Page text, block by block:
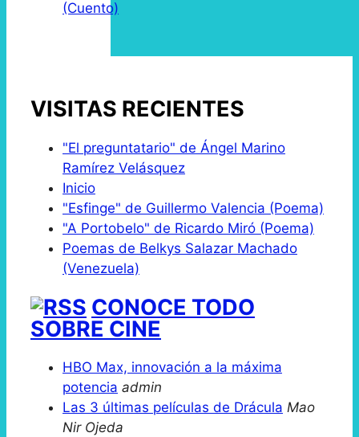
(Cuento)
VISITAS RECIENTES
"El preguntatario" de Ángel Marino
Ramírez Velásquez
Inicio
"Esfinge" de Guillermo Valencia (Poema)
"A Portobelo" de Ricardo Miró (Poema)
Poemas de Belkys Salazar Machado
(Venezuela)
CONOCE TODO
SOBRE CINE
HBO Max, innovación a la máxima
potencia admin
Las 3 últimas películas de Drácula Mao
Nir Ojeda